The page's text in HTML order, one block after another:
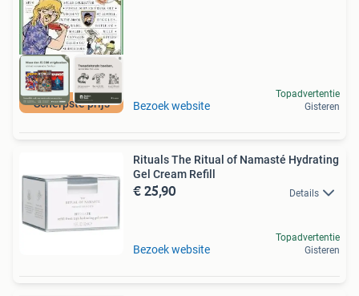
Scherpste prijs Bezoek website
Topadvertentie
Gisteren
Rituals The Ritual of Namasté Hydrating
Gel Cream Refill
€ 25,90 Details
Bezoek website
Topadvertentie
Gisteren